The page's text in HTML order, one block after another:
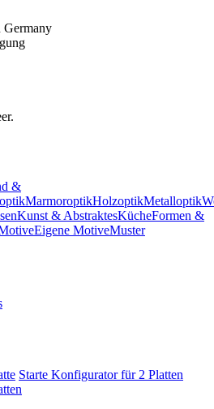
Germany
&
MarmoroptikHolzoptikMetalloptik
Kunst & AbstraktesKücheFormen &
Eigene MotiveMuster
Starte Konfigurator für 2 Platten